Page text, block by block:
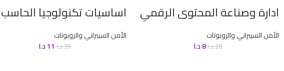
ادارة وصناعة المحتوى الرقمي
الأمن السيبراني والروبوتات
28د.ا8د.ا
اساسيات تكنولوجيا الحاسب
الأمن السيبراني والروبوتات
35د.ا 11د.ا